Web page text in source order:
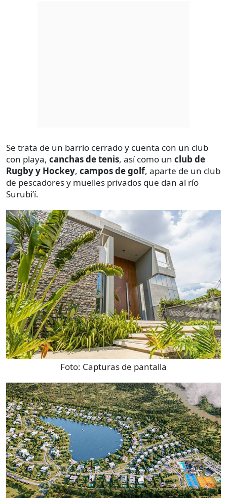
Se trata de un barrio cerrado y cuenta con un club
con playa, canchas de tenis, así como un club de
Rugby y Hockey, campos de golf, aparte de un club
de pescadores y muelles privados que dan al río
Surubi’í.
Foto: Capturas de pantalla